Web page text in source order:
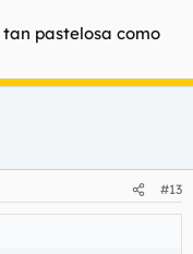
pastelosa como
#13